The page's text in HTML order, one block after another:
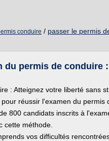
conduire / passer le permis
du permis de conduire
: Atteignez votre liberté sans
réussir l'examen du permis
800 candidats inscrits à
cette méthode.
vos difficultés